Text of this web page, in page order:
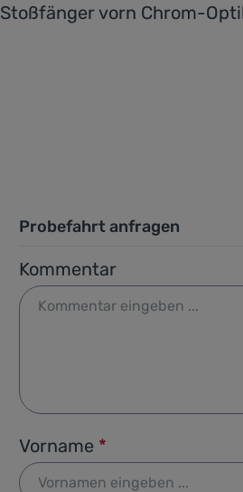
Stoßfänger vorn Chrom-
Probefahrt anfragen
Kommentar
Vorname *